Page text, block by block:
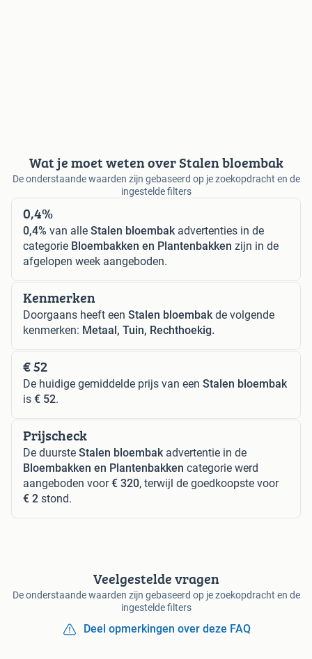
Wat je moet weten over Stalen bloembak
De onderstaande waarden zijn gebaseerd op je zoekopdracht en de
ingestelde filters
0,4%
0,4% van alle Stalen bloembakadvertenties in de
categorie Bloembakken en Plantenbakken zijn in de
afgelopen week aangeboden.
Kenmerken
Doorgaans heeft een Stalen bloembakde volgende
kenmerken: Metaal, Tuin, Rechthoekig.
€ 52
De huidige gemiddelde prijs van een Stalen bloembak
is € 52.
Prijscheck
De duurste Stalen bloembakadvertentie in de
Bloembakken en Plantenbakken categorie werd
aangeboden voor€ 320, terwijl de goedkoopste voor
€ 2 stond.
Veelgestelde vragen
De onderstaande waarden zijn gebaseerd op je zoekopdracht en de
ingestelde filters
Deel opmerkingen over deze FAQ